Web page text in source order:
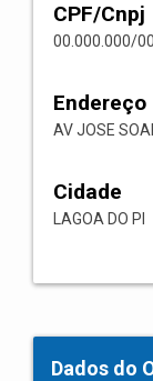
CPF/Cnpj
00.000.000/
Endereço
AV JOSE
Cidade
LAGOA DO PI
Dados do